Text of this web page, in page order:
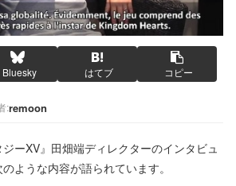
Bluesky はてブ コピー
:remoon
ジーXV』田畑端ディレクターのインタビュ
ような内容が語られています。